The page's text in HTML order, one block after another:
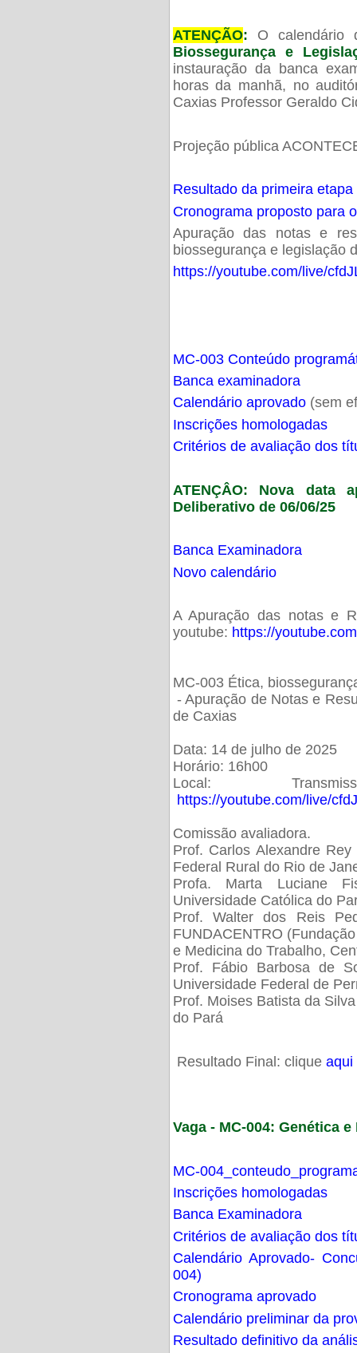
ATENÇÃO: O calendário
Biossegurança e
instauração da banca
horas da manhã, no
Caxias Professor Geraldo
Projeção pública
Resultado da primeira
Cronograma proposto para
Apuração das notas e
biossegurança e legislação
https://youtube.com/live/
MC-003 Conteúdo
Banca examinadora
Calendário aprovado(sem
Inscrições homologadas
Critérios de avaliação dos
ATENÇÂO: Nova data
Deliberativo de 06/06/25
Banca Examinadora
Novo calendário
A Apuração das notas e
youtube: https://
MC-003 Ética,
- Apuração de Notas e
de Caxias
Data: 14 de julho de 2025
Horário: 16h00
Local:
https://youtube.com/live/
Comissão avaliadora.
Prof. Carlos Alexandre
Federal Rural do Rio de
Profa. Marta Luciane
Universidade Católica do
Prof. Walter dos Reis
FUNDACENTRO
e Medicina do Trabalho,
Prof. Fábio Barbosa de
Universidade Federal de
Prof. Moises Batista da
do Pará
Resultado Final: clique aqui
Vaga - MC-004: Genética
MC-
Inscrições homologadas
Banca Examinadora
Critérios de avaliação dos
Calendário Aprovado-
004)
Cronograma aprovado
Calendário preliminar da
Resultado definitivo da